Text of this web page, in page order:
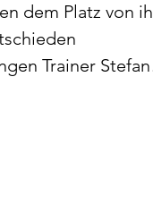
dem Platz von
Trainer